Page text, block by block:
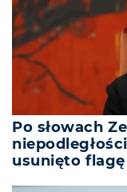
Po słowach
usunięto flagę